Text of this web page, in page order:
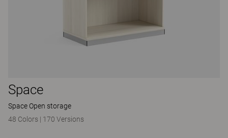
Space
Space Open storage
48 Colors | 170 Versions